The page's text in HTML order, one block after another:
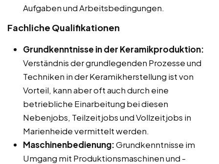
Aufgaben und Arbeitsbedingungen.
Fachliche Qualifikationen
Grundkenntnisse in der Keramikproduktion:
Verständnis der grundlegenden Prozesse und
Techniken in der Keramikherstellung ist von
Vorteil, kann aber oft auch durch eine
betriebliche Einarbeitung bei diesen
Nebenjobs, Teilzeitjobs und Vollzeitjobs in
Marienheide vermittelt werden.
Maschinenbedienung:Grundkenntnisse im
Umgang mit Produktionsmaschinen und -